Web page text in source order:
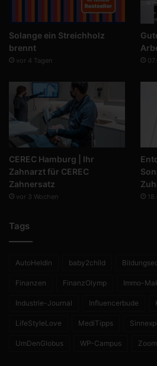
Solange ein Streichholz
brennt
vor 4 Tagen
CEREC Hamburg | Ihr
Zahnarzt für CEREC
Zahnersatz
vor 3 Wochen
Tags
AutoHeldin baby2child
Finanzen FinanzOlymp Immo-
Industrie-Journal Influencerbude
LifeStyleLove MediTipps
UmDenGlobus WP-Campus